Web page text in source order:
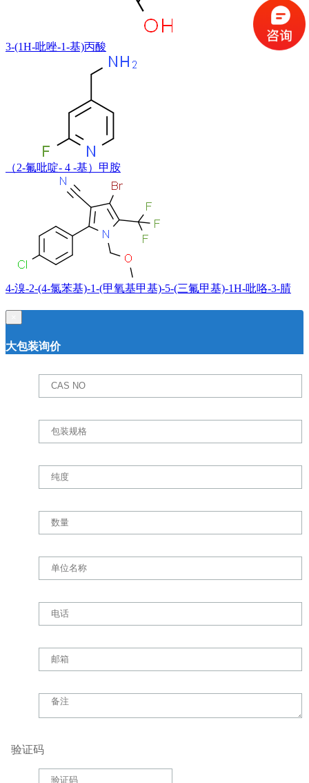
3-(1H-吡唑-1-基)丙酸
（2-氟吡啶- 4 -基）甲胺
4-溴-2-(4-氯苯基)-1-(甲氧基甲基)-5-(三氟甲基)-1H-吡咯-3-腈
大包装询价
验证码